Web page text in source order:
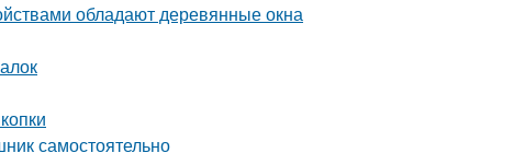
обладают деревянные окна
самостоятельно